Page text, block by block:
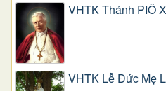
VHTK Thánh PIÔ
VHTK Lễ Đức Mẹ